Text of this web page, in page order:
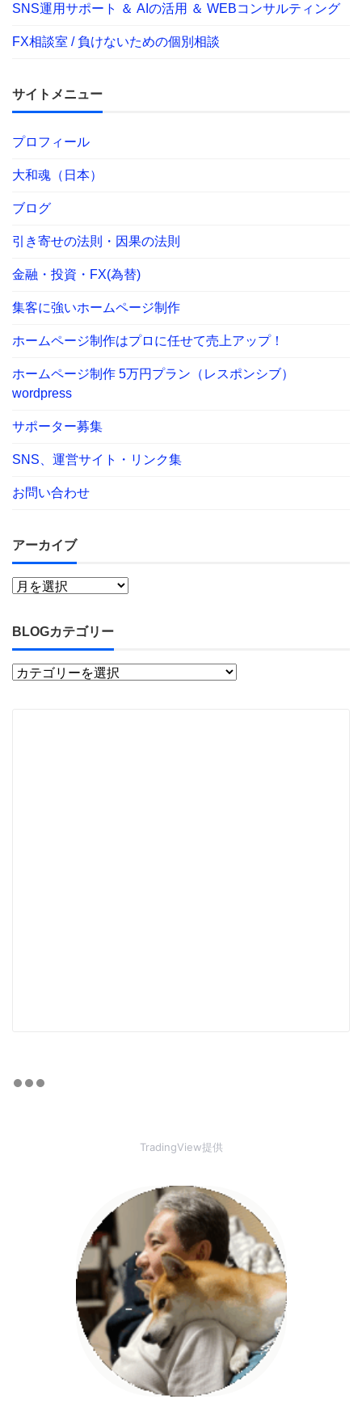
SNS運用サポート ＆ AIの活用 ＆ WEBコンサルティング
FX相談室 / 負けないための個別相談
サイトメニュー
プロフィール
大和魂（日本）
ブログ
引き寄せの法則・因果の法則
金融・投資・FX(為替)
集客に強いホームページ制作
ホームページ制作はプロに任せて売上アップ！
ホームページ制作 5万円プラン（レスポンシブ）
wordpress
サポーター募集
SNS、運営サイト・リンク集
お問い合わせ
アーカイブ
BLOGカテゴリー
TradingView提供